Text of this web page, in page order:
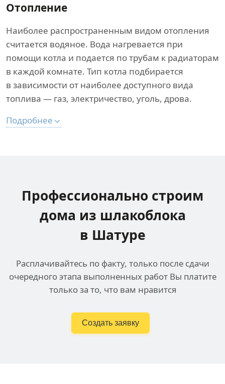
Отопление
Наиболее распространенным видом отопления
считается водяное. Вода нагревается при
помощи котла и подается по трубам к радиаторам
в каждой комнате. Тип котла подбирается
в зависимости от наиболее доступного вида
топлива — газ, электричество, уголь, дрова.
Подробнее
Профессионально строим
дома из шлакоблока
в Шатуре
Расплачивайтесь по факту, только после сдачи
очередного этапа выполненных работ Вы платите
только за то, что вам нравится
Создать заявку